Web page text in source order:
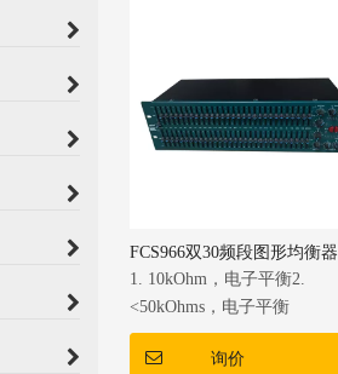
FCS966双30频段图形均衡器
1. 10kOhm，电子平衡2.
<50kOhms，电子平衡
询价